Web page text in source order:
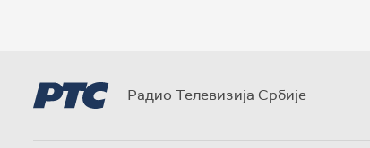
Радио Телевизија Србије